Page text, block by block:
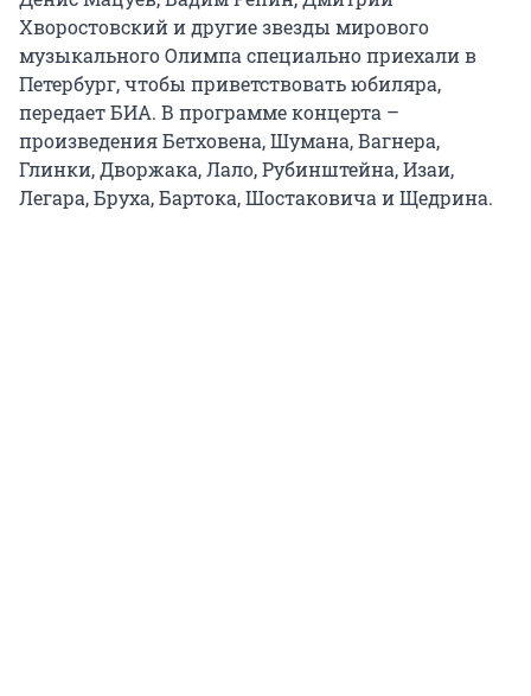
Хворостовский и другие звезды мирового
музыкального Олимпа специально приехали в
Петербург, чтобы приветствовать юбиляра,
передает БИА. В программе концерта –
произведения Бетховена, Шумана, Вагнера,
Глинки, Дворжака, Лало, Рубинштейна, Изаи,
Легара, Бруха, Бартока, Шостаковича и Щедрина.